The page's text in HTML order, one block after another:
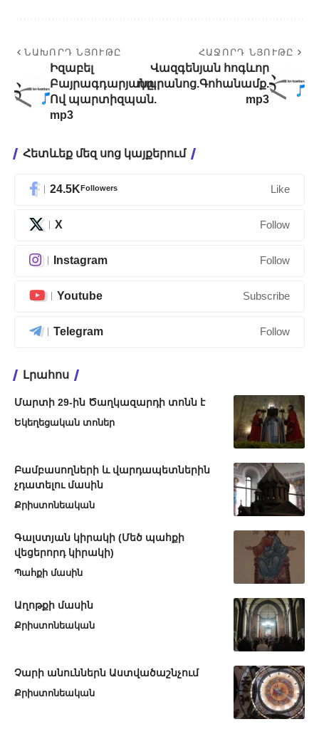
ՆԱԽՈՐԴ ՆՅՈՒԹԸ
Իզաբել
Բայրագդարյանը.
Ով պարտիզպան.
mp3
ՀԱՋՈՐԴ ՆՅՈՒԹԸ
Վազգենյան հոգևոր
դպրանոց.Գոհանամք.
mp3
Հետևեք մեզ սոց կայքերում
24.5KFollowers Like
X Follow
Instagram Follow
Youtube Subscribe
Telegram Follow
Լրահոս
Մարտի 29-ին Ծաղկազարդի տոնն է
Եկեղեցական տոներ
Բամբասողների և վարդապետներին
չդատելու մասին
Քրիստոնեական
Գալստյան կիրակի (Մեծ պահքի
վեցերորդ կիրակի)
Պահքի մասին
Աղոթքի մասին
Քրիստոնեական
Չարի անուններն Աստվածաշնչում
Քրիստոնեական